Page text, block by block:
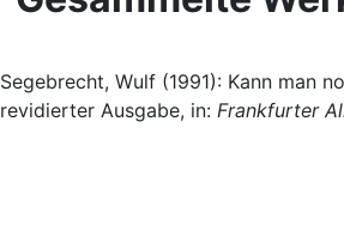
Segebrecht, Wulf (1991): Kann man
revidierter Ausgabe, in: Frankfurter